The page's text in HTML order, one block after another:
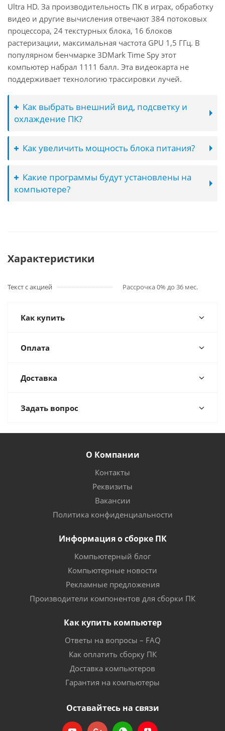
Ultra HD. За производительность ПК в играх, обработку
видео и другие вычисления отвечают 384 потоковых
процессора, 24 текстурных блока, 16 блоков
растеризации, максимальная частота GPU 1,5 ГГц. В
популярном бенчмарке 3DMark Time Spy этот
компьютер набрал 1111 балл. Эта видеокарта не
поддерживает технологию трассировки лучей.
Как выбрать внешний вид, подсветку и
охлаждение ПК?
Как увеличить мощность блока питания?
Какие программы будут установлены на
компьютере?
Характеристики
Текст с акцией Рассрочка 0% до 36 мес.
Как купить
Оплата
Доставка
Задать вопрос
О Компании
Контакты
Реквизиты
Вакансии
Политика конфиденциальности
Информация о сборке ПК
Компьютерный блог
Компьютерные новости
Рекламные предложения
Производители компонентов для сборки ПК
Как купить компьютер
Ответы на вопросы – FAQ
Как оплатить сборку ПК
Доставка компьютеров
Гарантия на компьютеры
Оставайтесь на связи